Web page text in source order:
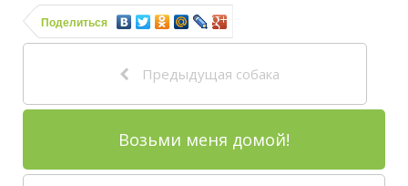
Поделиться
Предыдущая собака
Возьми меня домой!